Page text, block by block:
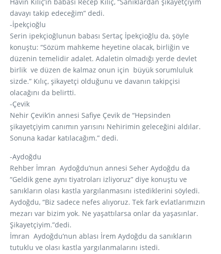
davayı takip edeceğim” dedi.
-İpekçioğlu
Serin ipekçioğlunun babası Sertaç İpekçioğlu da, şöyle
konuştu: “Sözüm mahkeme heyetine olacak, birliğin ve
düzenin temelidir adalet. Adaletin olmadığı yerde devlet
birlik ve düzen de kalmaz onun için büyük sorumluluk
sizde.” Kılıç, şikayetçi olduğunu ve davanın takipçisi
olacağını da belirtti.
-Çevik
Nehir Çevik’in annesi Safiye Çevik de “Hepsinden
şikayetçiyim canımın yarısını Nehirimin geleceğini aldılar.
Sonuna kadar katılacağım.” dedi.
-Aydoğdu
Rehber İmran Aydoğdu’nun annesi Seher Aydoğdu da
“Geldik gene aynı tiyatroları izliyoruz” diye konuştu ve
sanıkların olası kastla yargılanmasını istediklerini söyledi.
Aydoğdu, “Biz sadece nefes alıyoruz. Tek fark evlatlarımızın
mezarı var bizim yok. Ne yaşattılarsa onlar da yaşasınlar.
Şikayetçiyim.”dedi.
İmran Aydoğdu’nun ablası İrem Aydoğdu da sanıkların
tutuklu ve olası kastla yargılanmalarını istedi.